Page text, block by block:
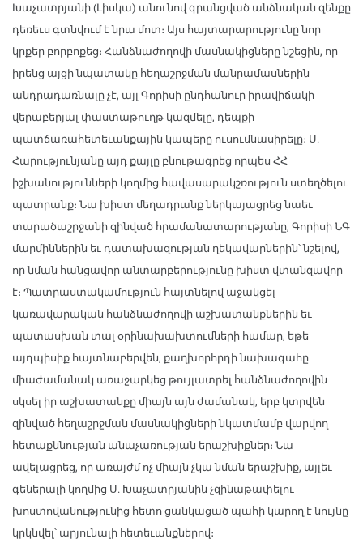
Խաչատրյանի (Լիսկա) անունով գրանցված անձնական զենքը
դեռեւս գտնվում է նրա մոտ։ Այս հայտարարությունը նոր
կրքեր բորբոքեց։ Հանձնաժողովի մասնակիցները նշեցին, որ
իրենց այցի նպատակը հեղաշրջման մանրամասներին
անդրադառնալը չէ, այլ Գորիսի ընդհանուր իրավիճակի
վերաբերյալ փաստաթուղթ կազմելը, դեպքի
պատճառահետեւանքային կապերը ուսումնասիրելը։ Ս.
Հարությունյանը այդ քայլը բնութագրեց որպես ՀՀ
իշխանությունների կողմից հավասարակշռություն ստեղծելու
պատրանք։ Նա խիստ մեղադրանք ներկայացրեց նաեւ
տարածաշրջանի զինված հրամանատարությանը, Գորիսի ՆԳ
մարմիններին եւ դատախազության ղեկավարներին՝ նշելով,
որ նման հանցավոր անտարբերությունը խիստ վտանզավոր
է։ Պատրաստակամություն հայտնելով աջակցել
կառավարական հանձնաժողովի աշխատանքներին եւ
պատասխան տալ օրինախախտումների համար, եթե
այդպիսիք հայտնաբերվեն, քաղխորհրդի նախագահը
միաժամանակ առաջարկեց թույլատրել հանձնաժողովին
սկսել իր աշխատանքը միայն այն ժամանակ, երբ կտրվեն
զինված հեղաշրջման մասնակիցների նկատմամբ վարվող
հետաքննության անաչառության երաշխիքներ։ Նա
ավելացրեց, որ առայժմ ոչ միայն չկա նման երաշխիք, այլեւ
գեներալի կողմից Ս. Խաչատրյանին չզինաթափելու
խոստովանությունից հետո ցանկացած պահի կարող է նույնը
կրկնվել՝ արյունալի հետեւանքներով։